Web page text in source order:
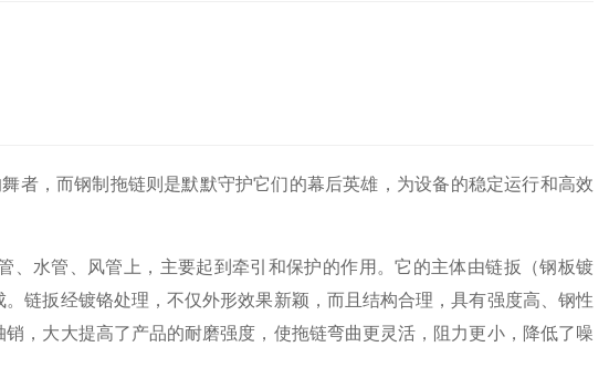
，而钢制拖链则是默默守护它们的幕后英雄，为设备的稳定运行和高效
、水管、风管上，主要起到牵引和保护的作用。它的主体由链扳（钢板镀
链扳经镀铬处理，不仅外形效果新颖，而且结构合理，具有强度高、钢性
，大大提高了产品的耐磨强度，使拖链弯曲更灵活，阻力更小，降低了噪